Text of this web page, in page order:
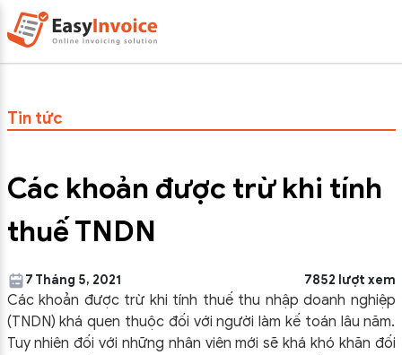
Tin tức
Các khoản được trừ khi tính
thuế TNDN
7 Tháng 5, 2021 7852 lượt xem
Các khoản được trừ khi tính thuế thu nhập doanh nghiệp
(TNDN) khá quen thuộc đối với người làm kế toán lâu năm.
Tuy nhiên đối với những nhân viên mới sẽ khá khó khăn đối